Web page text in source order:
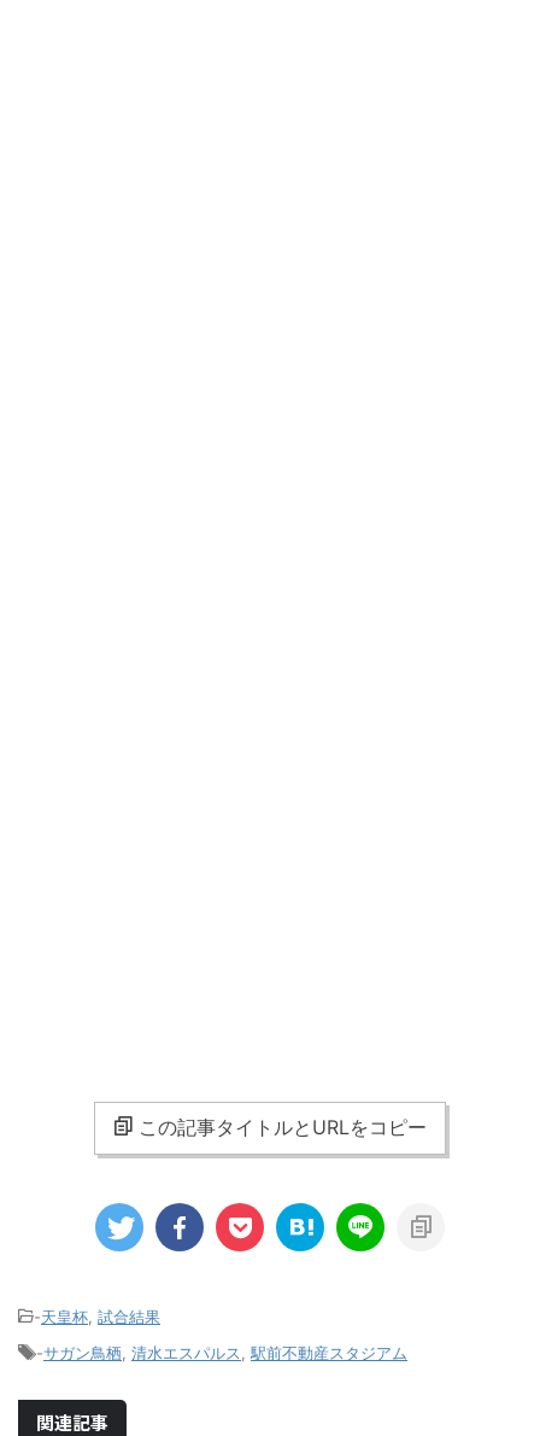
この記事タイトルとURLをコピー
-天皇杯 試合結果
-サガン鳥栖 清水エスパルス 駅前不動産スタジアム
関連記事